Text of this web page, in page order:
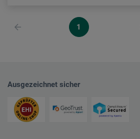
1
Ausgezeichnet sicher